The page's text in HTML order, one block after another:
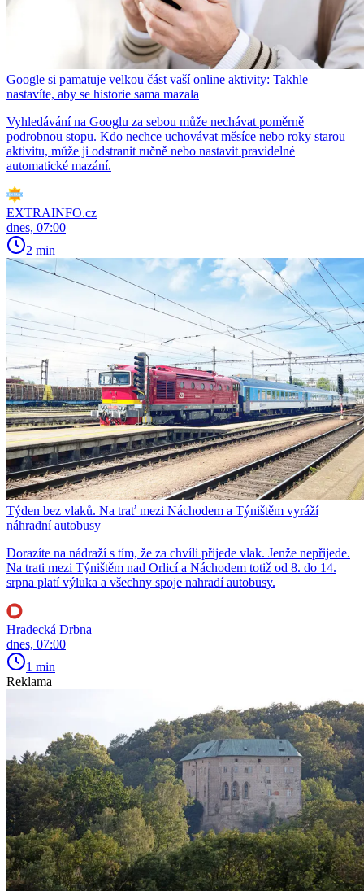
Google si pamatuje velkou část vaší online aktivity: Takhle
nastavíte, aby se historie sama mazala
Vyhledávání na Googlu za sebou může nechávat poměrně
podrobnou stopu. Kdo nechce uchovávat měsíce nebo roky starou
aktivitu, může ji odstranit ručně nebo nastavit pravidelné
automatické mazání.
EXTRAINFO.cz
dnes, 07:00
2 min
Týden bez vlaků. Na trať mezi Náchodem a Týništěm vyráží
náhradní autobusy
Dorazíte na nádraží s tím, že za chvíli přijede vlak. Jenže nepřijede.
Na trati mezi Týništěm nad Orlicí a Náchodem totiž od 8. do 14.
srpna platí výluka a všechny spoje nahradí autobusy.
Hradecká Drbna
dnes, 07:00
1 min
Reklama